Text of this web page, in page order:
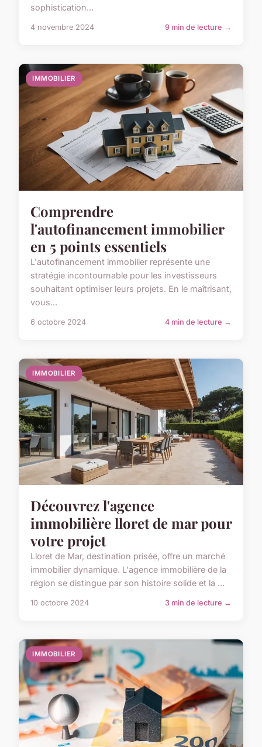
sophistication...
4 novembre 2024 9 min de lecture →
IMMOBILIER
Comprendre
l'autofinancement immobilier
en 5 points essentiels
L'autofinancement immobilier représente une
stratégie incontournable pour les investisseurs
souhaitant optimiser leurs projets. En le maîtrisant,
vous...
6 octobre 2024 4 min de lecture →
IMMOBILIER
Découvrez l'agence
immobilière lloret de mar pour
votre projet
Lloret de Mar, destination prisée, offre un marché
immobilier dynamique. L'agence immobilière de la
région se distingue par son histoire solide et la ...
10 octobre 2024 3 min de lecture →
IMMOBILIER